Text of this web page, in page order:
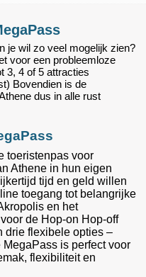
je wil zo veel mogelijk zien?
voor een probleemloze
3, 4 of 5 attracties
Bovendien is de
dus in alle rust
toeristenpas voor
Athene in hun eigen
tijd en geld willen
toegang tot belangrijke
en het
de Hop-on Hop-off
drie flexibele opties –
is perfect voor
flexibiliteit en